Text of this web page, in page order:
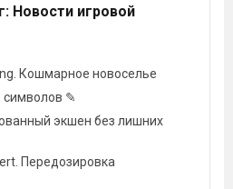
: Новости игровой
Кошмарное новоселье
символов ✎
экшен без лишних
Передозировка